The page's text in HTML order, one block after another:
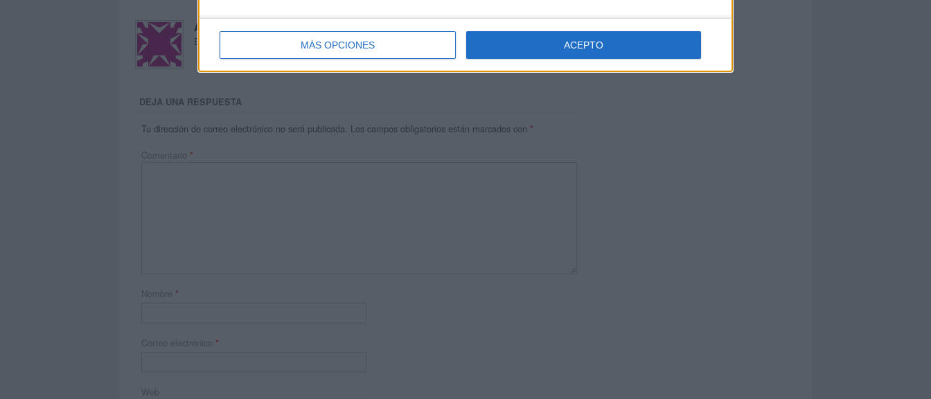
MÁS OPCIONES ACEPTO
Acerca de María Olivares
El autor no ha proporcionado ninguna información.
DEJA UNA RESPUESTA
Tu dirección de correo electrónico no será publicada. Los campos obligatorios están marcados con *
Comentario *
Nombre *
Correo electrónico *
Web